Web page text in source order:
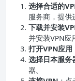
选择合适的
服务商，提供
下载并安装
并安装VPN应
打开VPN应用
选择日本服务
器。